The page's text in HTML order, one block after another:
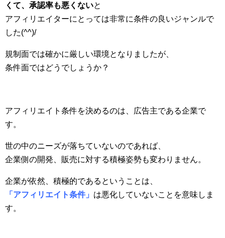
くて、承認率も悪くないと
アフィリエイターにとっては非常に条件の良いジャンルで
した(^^)/
規制面では確かに厳しい環境となりましたが、
条件面ではどうでしょうか？
アフィリエイト条件を決めるのは、広告主である企業で
す。
世の中のニーズが落ちていないのであれば、
企業側の開発、販売に対する積極姿勢も変わりません。
企業が依然、積極的であるということは、
「アフィリエイト条件」 は悪化していないことを意味しま
す。